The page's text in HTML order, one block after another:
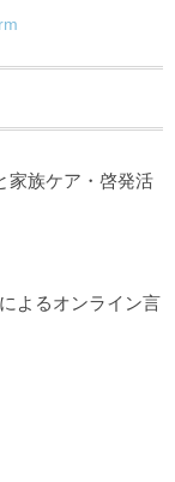
家族ケア・啓発活
よるオンライン言